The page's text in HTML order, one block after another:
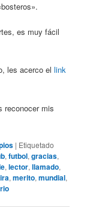
es muy fácil
les acerco ellink
reconocer mis
| Etiquetado
,futbol,gracias,
,lector,llamado,
,merito,mundial,